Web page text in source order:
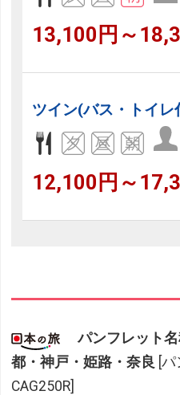
13,100円～
ツイン(バス・トイレ
12,100円～
パンフレット
都・神戸・姫路・奈良 [
CAG250R]